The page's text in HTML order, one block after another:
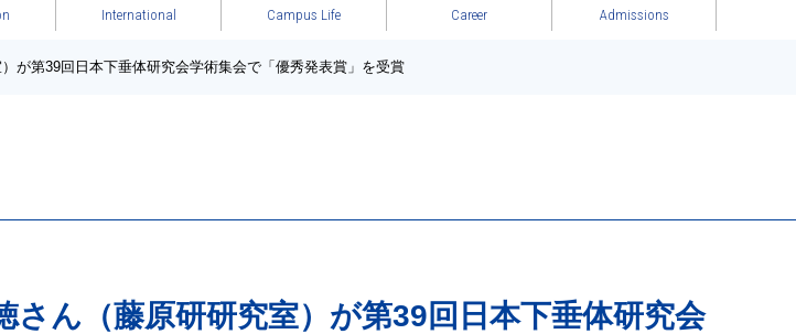
International Campus Life Career Admissions
が第39回日本下垂体研究会学術集会で「優秀発表賞」を受賞
ん（藤原研研究室）が第39回日本下垂体研究会